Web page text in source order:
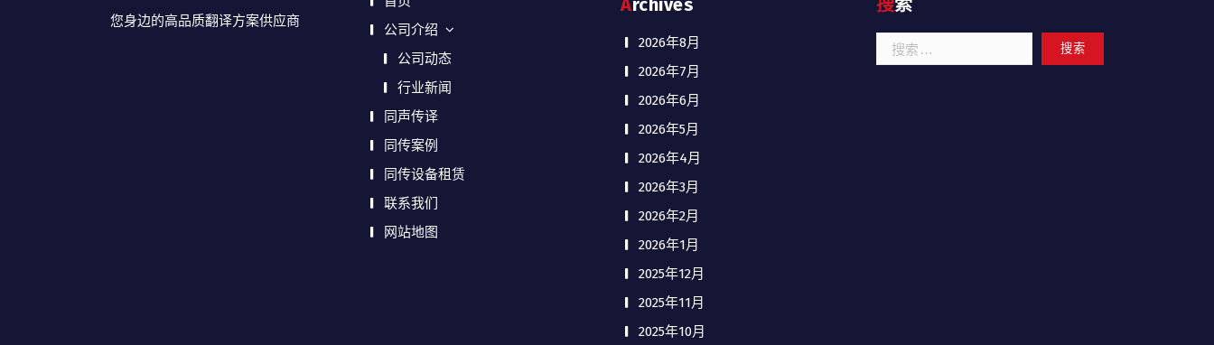
您身边的高品质翻译方案供应商
公司介绍
公司动态
行业新闻
同声传译
同传案例
同传设备租赁
联系我们
网站地图
Archives
2026年8月
2026年7月
2026年6月
2026年5月
2026年4月
2026年3月
2026年2月
2026年1月
2025年12月
2025年11月
2025年10月
搜索
索：